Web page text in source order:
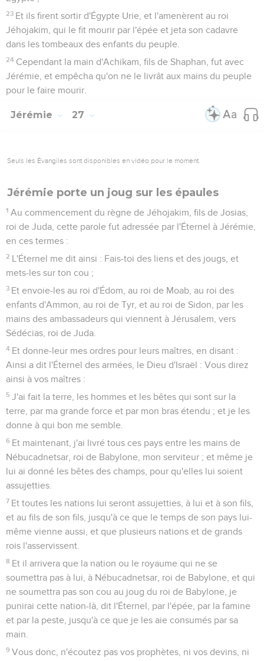
23 Et ils firent sortir d'Égypte Urie, et l'amenèrent au roi
Jéhojakim, qui le fit mourir par l'épée et jeta son cadavre
dans les tombeaux des enfants du peuple.
24 Cependant la main d'Achikam, fils de Shaphan, fut avec
Jérémie, et empêcha qu'on ne le livrât aux mains du peuple
pour le faire mourir.
Jérémie 27
Seuls les Évangiles sont disponibles en vidéo pour le moment.
Jérémie porte un joug sur les épaules
1 Au commencement du règne de Jéhojakim, fils de Josias,
roi de Juda, cette parole fut adressée par l'Éternel à Jérémie,
en ces termes :
2 L'Éternel me dit ainsi : Fais-toi des liens et des jougs, et
mets-les sur ton cou ;
3 Et envoie-les au roi d'Édom, au roi de Moab, au roi des
enfants d'Ammon, au roi de Tyr, et au roi de Sidon, par les
mains des ambassadeurs qui viennent à Jérusalem, vers
Sédécias, roi de Juda.
4 Et donne-leur mes ordres pour leurs maîtres, en disant :
Ainsi a dit l'Éternel des armées, le Dieu d'Israël : Vous direz
ainsi à vos maîtres :
5 J'ai fait la terre, les hommes et les bêtes qui sont sur la
terre, par ma grande force et par mon bras étendu ; et je les
donne à qui bon me semble.
6 Et maintenant, j'ai livré tous ces pays entre les mains de
Nébucadnetsar, roi de Babylone, mon serviteur ; et même je
lui ai donné les bêtes des champs, pour qu'elles lui soient
assujetties.
7 Et toutes les nations lui seront assujetties, à lui et à son fils,
et au fils de son fils, jusqu'à ce que le temps de son pays lui-
même vienne aussi, et que plusieurs nations et de grands
rois l'asservissent.
8 Et il arrivera que la nation ou le royaume qui ne se
soumettra pas à lui, à Nébucadnetsar, roi de Babylone, et qui
ne soumettra pas son cou au joug du roi de Babylone, je
punirai cette nation-là, dit l'Éternel, par l'épée, par la famine
et par la peste, jusqu'à ce que je les aie consumés par sa
main.
9 Vous donc, n'écoutez pas vos prophètes, ni vos devins, ni